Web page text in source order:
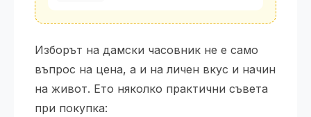
Изборът на дамски часовник не е само
въпрос на цена, а и на личен вкус и начин
на живот. Ето няколко практични съвета
при покупка: